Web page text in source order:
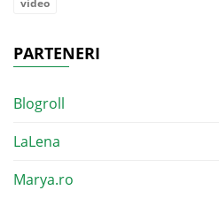
PARTENERI
Blogroll
LaLena
Marya.ro